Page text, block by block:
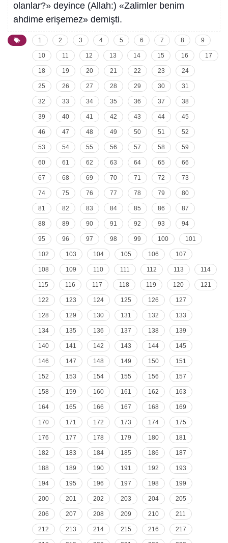
olanlar?» deyince (Allah:) «Zalimler benim
ahdime erişemez» demişti.
1 2 3 4 5 6 7 8 9
10 11 12 13 14 15 16 17
18 19 20 21 22 23 24
25 26 27 28 29 30 31
32 33 34 35 36 37 38
39 40 41 42 43 44 45
46 47 48 49 50 51 52
53 54 55 56 57 58 59
60 61 62 63 64 65 66
67 68 69 70 71 72 73
74 75 76 77 78 79 80
81 82 83 84 85 86 87
88 89 90 91 92 93 94
95 96 97 98 99 100 101
102 103 104 105 106 107
108 109 110 111 112 113 114
115 116 117 118 119 120 121
122 123 124 125 126 127
128 129 130 131 132 133
134 135 136 137 138 139
140 141 142 143 144 145
146 147 148 149 150 151
152 153 154 155 156 157
158 159 160 161 162 163
164 165 166 167 168 169
170 171 172 173 174 175
176 177 178 179 180 181
182 183 184 185 186 187
188 189 190 191 192 193
194 195 196 197 198 199
200 201 202 203 204 205
206 207 208 209 210 211
212 213 214 215 216 217